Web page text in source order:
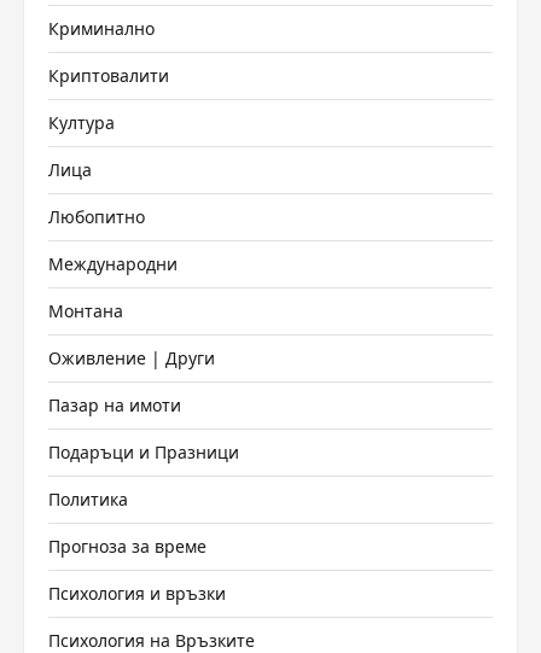
Криминално
Криптовалити
Култура
Лица
Любопитно
Международни
Монтана
Оживление | Други
Пазар на имоти
Подаръци и Празници
Политика
Прогноза за време
Психология и връзки
Психология на Връзките